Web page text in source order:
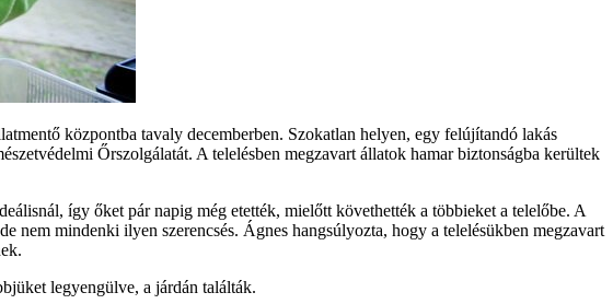
központba tavaly decemberben. Szokatlan helyen, egy felújítandó lakás
Őrszolgálatát. A telelésben megzavart állatok hamar biztonságba kerültek
így őket pár napig még etették, mielőtt követhették a többieket a telelőbe. A
nem mindenki ilyen szerencsés. Ágnes hangsúlyozta, hogy a telelésükben megzavart
legyengülve, a járdán találták.